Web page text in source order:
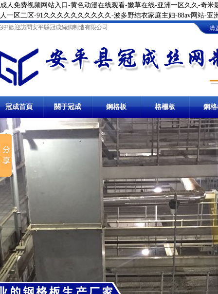
成人免费视频网站入口-黄色动漫在线观看-嫩草在线-亚洲一区久久-奇
人一区二区-91久久久久久久久久久久-波多野结衣家庭主妇-88av网站-
!歡迎訪問安平縣冠成絲網制造有限公司 溝
冠成首頁 關于冠成 鋼格板 卸油臺鋼格板
棧橋鋼格板
網格板
鋁格板
鋁格柵
格柵板 地溝格
洗車房
冷鍍鋅
樓梯格
吊頂格
鋼
鋼格柵板 冷鍍鋅鋼格柵板
溝蓋板 防滑溝蓋板
熱鍍鋅溝蓋板
金屬溝蓋板
踏步板 熱鍍鋅踏步板
金屬踏步板
齒形踏步板
球接欄桿 樓梯
球形立
鍍鋅球